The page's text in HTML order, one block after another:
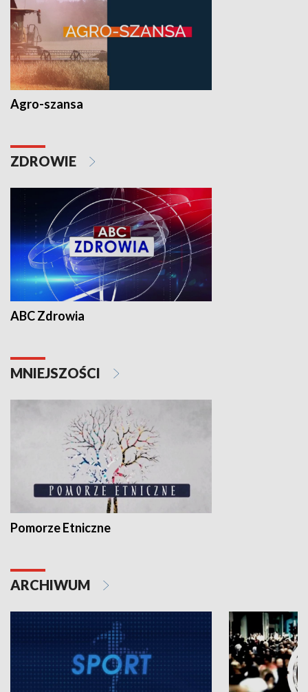
Agro-szansa
ZDROWIE
ABC Zdrowia
MNIEJSZOŚCI
Pomorze Etniczne
ARCHIWUM